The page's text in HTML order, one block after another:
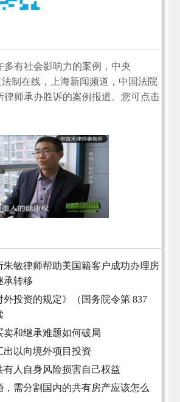
多有社会影响力的案例，中央
制在线，上海新闻频道，中国法院
律师承办胜诉的案例报道。您可点击
朱敏律师帮助美国籍客户成功办理房
承转移
外投资的规定》（国务院令第 837
卖和继承难题如何破局
出以向境外项目投资
有人自身风险损害自己权益
，需分割国内的共有房产应该怎么